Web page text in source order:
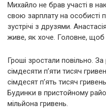
Михайло не брав участі в
свою зарплату на особисті
зустрічі з друзями.
живе, як хоче. Головне, щоб
Гроші зростали повільно.
сімдесяти п’яти тисяч
сімдесят п’ять тисяч
Будинки в пристойному
мільйона гривень.